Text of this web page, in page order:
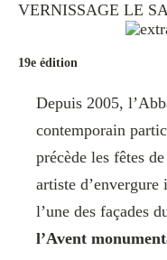
VERNISSAGE LE
19e édition
Depuis 2005,
contemporain
précède les fêtes
artiste
l’une des façades
l’Avent